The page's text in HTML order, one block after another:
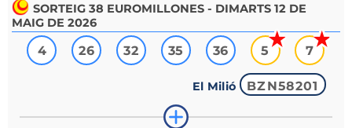
SORTEIG 38 EUROMILLONES - DIMARTS 12 DE
MAIG DE 2026
4 26 32 35 36 5 7
El Milió BZN58201